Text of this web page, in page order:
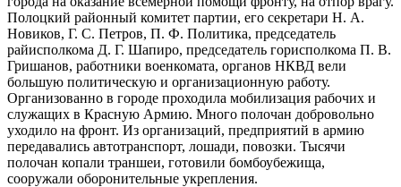
Полоцкий районный комитет партии, его секретари Н. А.
Новиков, Г. С. Петров, П. Ф. Политика, председатель
райисполкома Д. Г. Шапиро, председатель горисполкома П. В.
Гришанов, работники военкомата, органов НКВД вели
большую политическую и организационную работу.
Организованно в городе проходила мобилизация рабочих и
служащих в Красную Армию. Много полочан добровольно
уходило на фронт. Из организаций, предприятий в армию
передавались автотранспорт, лошади, повозки. Тысячи
полочан копали траншеи, готовили бомбоубежища,
сооружали оборонительные укрепления.